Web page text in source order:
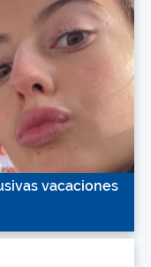
vacaciones